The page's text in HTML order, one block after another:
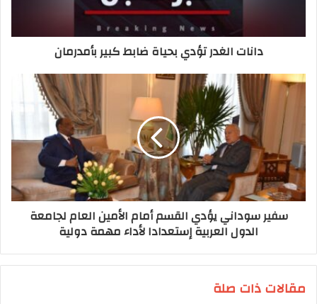
دانات الغدر تؤدي بحياة ضابط كبير بأمدرمان
سفير سوداني يؤدي القسم أمام الأمين العام لجامعة
الدول العربية إستعدادا لأداء مهمة دولية
مقالات ذات صلة